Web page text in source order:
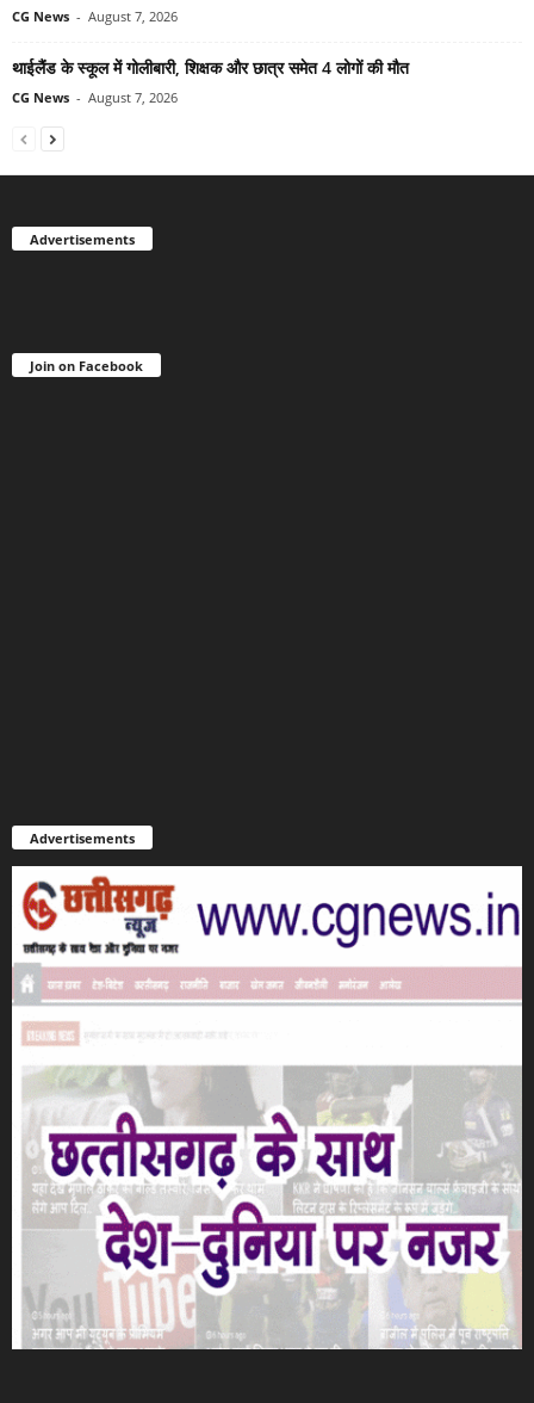
CG News - August 7, 2026
थाईलैंड के स्कूल में गोलीबारी, शिक्षक और छात्र समेत 4 लोगों की मौत
CG News - August 7, 2026
Advertisements
Join on Facebook
Advertisements